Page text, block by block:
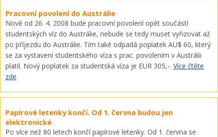
Pracovní povolení do Austrálie
Nově od 26. 4. 2008 bude pracovní povolení opět součástí
studentských víz do Austrálie, nebude se tedy muset vyřizovat až
po příjezdu do Austrálie. Tím také odpadá poplatek AU$ 60, který
se za vystavení studentského víza s prac. povolením v Austrálii
platil. Nový poplatek za studentská víza je EUR 305,-. Více čtěte
zde
Papírové letenky končí. Od 1. června budou jen
elektronické
Po více než 80 letech končí papírové letenky. Od 1. června se